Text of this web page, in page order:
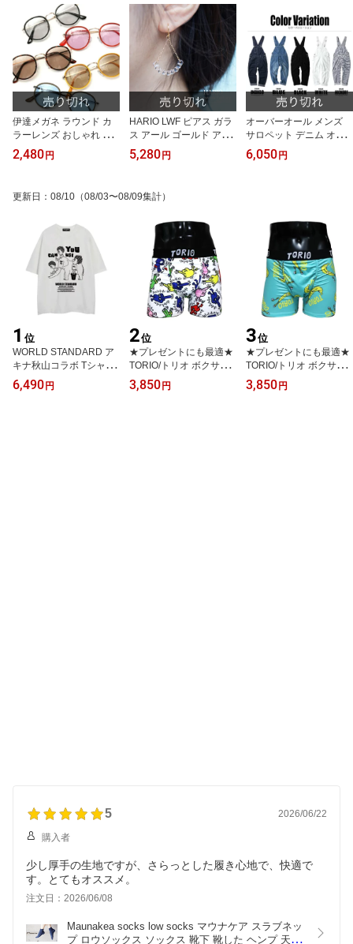
伊達メガネ ラウンド カ
ラーレンズ おしゃれ UV
カット かわいい デミ ブ
ラック
2,480 円
HARIO LWF ピアス ガラ
ス アール ゴールド アク
セサリー 小物 レディー
ス 人気 オシャレ カジュ
品】
5,280 円
オーバーオール メンズ
サロペット デニム オー
ルインワン つなぎ ジー
ンズ サスペンダー ワイ
装 ワーク ヒッコリー ス
トライプ ミニオン
6,050 円
更新日 ： 08/10 （08/03〜08/09集計）
1 位
WORLD STANDARD ア
キナ秋山コラボ Tシャツ
ブランド メンズ レディ
ース W.S ワールドスタン
6,490 円
2位
★プレゼントにも最適★
TORIO/トリオ ボクサー
パンツ パンツ メンズ コ
ント 芸人 下着 Fuck君 マ
3,850 円
3位
★プレゼントにも最適★
TORIO/トリオ ボクサー
パンツ パンツ メンズ コ
ント 芸人 下着 バナナ君
3,850 円
5 2026/06/22
購入者
少し厚手の生地ですが、さらっとした履き心地で、快適で
す。とてもオススメ。
注文日：2026/06/08
Maunakea socks low socks マウナケア スラブネッ
プ ロウソックス ソックス 靴下 靴した ヘンプ 天然